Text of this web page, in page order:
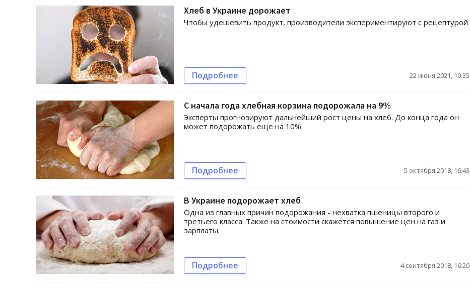
Хлеб в Украине дорожает
Чтобы удешевить продукт, производители экспериментируют с рецептурой
Подробнее 22 июня 2021, 10:35
С начала года хлебная корзина подорожала на 9%
Эксперты прогнозируют дальнейший рост цены на хлеб. До конца года он
может подорожать еще на 10%.
Подробнее 5 октября 2018, 16:43
В Украине подорожает хлеб
Одна из главных причин подорожания - нехватка пшеницы второго и
третьего класса. Также на стоимости скажется повышение цен на газ и
зарплаты.
Подробнее 4 сентября 2018, 16:20